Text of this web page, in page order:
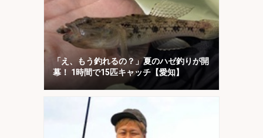
「え、もう釣れるの？」夏のハゼ釣りが開
幕！ 1時間で15匹キャッチ【愛知】